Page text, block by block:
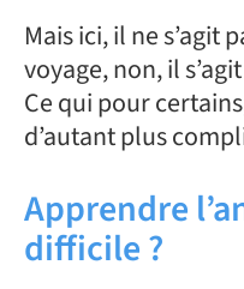
Mais ici, il ne s’agit
voyage, non, il s’agit
Ce qui pour
d’autant plus
Apprendre
difficile ?